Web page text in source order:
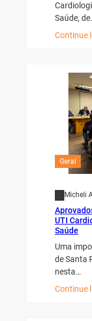
Saúde,
Continue
Geral
Micheli
UTI
Saúde
Uma
de Santa
nesta…
Continue